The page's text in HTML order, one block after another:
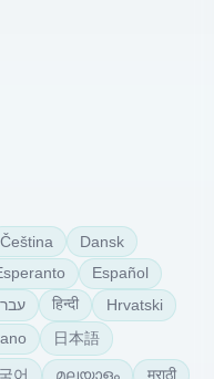
Čeština
Dansk
Español
हिन्दी Hrvatski
日本語
어 മലയാളം मराठी